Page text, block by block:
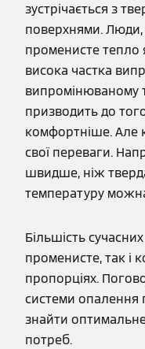
зустрічається з
поверхнями. Люди,
променисте тепло
висока частка
випромінюваному
призводить до
комфортніше. Але
свої переваги.
швидше, ніж
температуру
Більшість
променисте, так і
пропорціях.
системи опалення
знайти
потреб.